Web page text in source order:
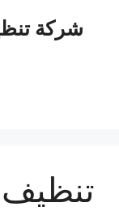
شركة